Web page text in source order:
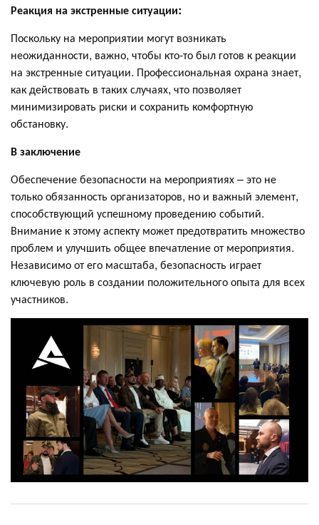
Реакция на экстренные ситуации:
Поскольку на мероприятии могут возникать
неожиданности, важно, чтобы кто-то был готов к реакции
на экстренные ситуации. Профессиональная охрана знает,
как действовать в таких случаях, что позволяет
минимизировать риски и сохранить комфортную
обстановку.
В заключение
Обеспечение безопасности на мероприятиях – это не
только обязанность организаторов, но и важный элемент,
способствующий успешному проведению событий.
Внимание к этому аспекту может предотвратить множество
проблем и улучшить общее впечатление от мероприятия.
Независимо от его масштаба, безопасность играет
ключевую роль в создании положительного опыта для всех
участников.